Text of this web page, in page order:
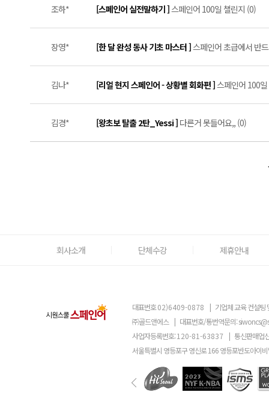
조하* [스페인어 실전말하기 ]스페인어 100일 챌린지 (0)
장영* [한 달 완성 동사 기초 마스터 ]스페인어 초급에서 반
김나* [리얼 현지 스페인어 - 상황별 회화편 ]스페인어 100
김경* [왕초보 탈출 2탄_Yessi ] 다른거 못들어요,, (0)
회사소개 단체수강 제휴안내
대표번호02)6409-0878 | 기업체 교육 컨설팅
㈜골드앤에스 | 대표번호/통번역문의:
사업자등록번호:120-81-63837 | 통신판매업
서울특별시 영등포구 영신로 166 영등포반도아이